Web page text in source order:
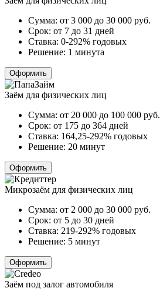
Сумма: от 3 000 до 30 000 руб.
Срок: от 7 до 31 дней
Ставка: 0-292% годовых
Решение: 1 минута
Оформить
Заём для физических лиц
Сумма: от 20 000 до 100 000 руб.
Срок: от 175 до 364 дней
Ставка: 164,25-292% годовых
Решение: 20 минут
Оформить
Микрозаём для физических лиц
Сумма: от 2 000 до 30 000 руб.
Срок: от 5 до 30 дней
Ставка: 219-292% годовых
Решение: 5 минут
Оформить
Заём под залог автомобиля